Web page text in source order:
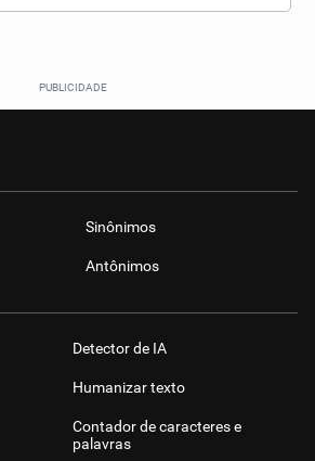
Sinônimos
Antônimos
Detector de IA
Humanizar texto
Contador de caracteres e
palavras